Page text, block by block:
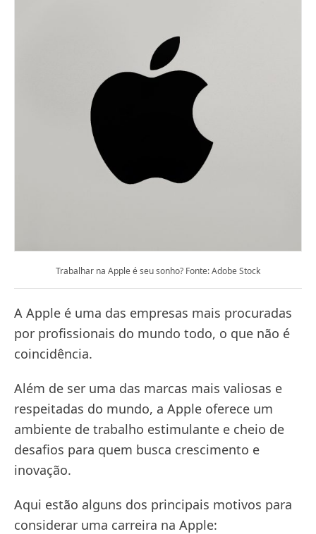
Trabalhar na Apple é seu sonho? Fonte: Adobe Stock
A Apple é uma das empresas mais procuradas
por profissionais do mundo todo, o que não é
coincidência.
Além de ser uma das marcas mais valiosas e
respeitadas do mundo, a Apple oferece um
ambiente de trabalho estimulante e cheio de
desafios para quem busca crescimento e
inovação.
Aqui estão alguns dos principais motivos para
considerar uma carreira na Apple: